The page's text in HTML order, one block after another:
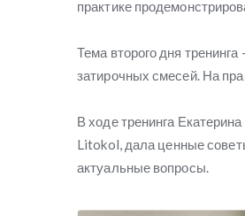
практике
Тема второго дня
затирочных смесей. На
В ходе тренинга
Litokol, дала ценные
актуальные вопросы.